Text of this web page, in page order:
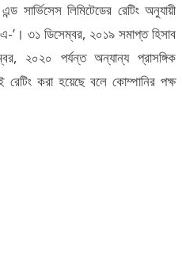
সার্ভিসেস লিমিটেডের রেটিং অনুযায়ী
’। ৩১ ডিসেম্বর, ২০১৯ সমাপ্ত হিসাব
২০২০ পর্যন্ত অন্যান্য প্রাসঙ্গিক
করা হয়েছে বলে কোম্পানির পক্ষ